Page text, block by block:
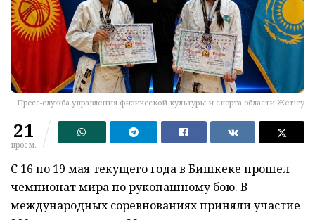
Пресс-служба управления физической культуры и спорта области Жетісу
21
просм.
С 16 по 19 мая текущего года в Бишкеке прошел
чемпионат мира по рукопашному бою. В
международных соревнованиях приняли участие